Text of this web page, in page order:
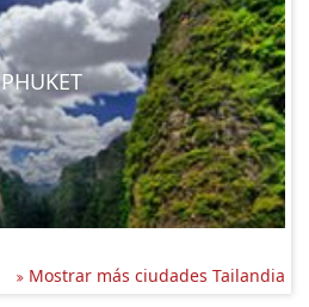
PHUKET
Mostrar más ciudades Tailandia